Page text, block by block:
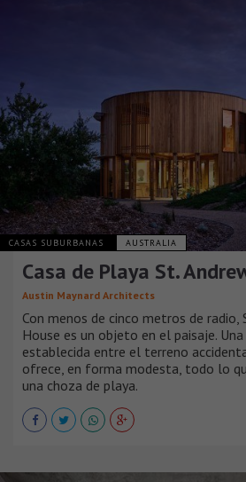
CASAS SUBURBANAS AUSTRALIA
Casa de Playa St.
Austin Maynard Architects
Con menos de cinco metros de radio,
House es un objeto en el paisaje.
establecida entre el terreno
ofrece, en forma modesta, todo lo
una choza de playa.